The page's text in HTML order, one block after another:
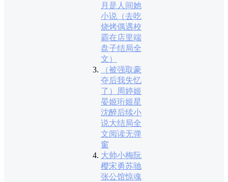
月是人间她
小说（去吃
烧烤偶遇校
霸在店里端
盘子结局全
文）
（被强取豪
夺后我失忆
了）周婷姬
晏姬珩姬星
沈醉后续小
说大结局全
文阅读无弹
窗
大帅小梅阮
樱宋勇苏驰
张公馆惊魂